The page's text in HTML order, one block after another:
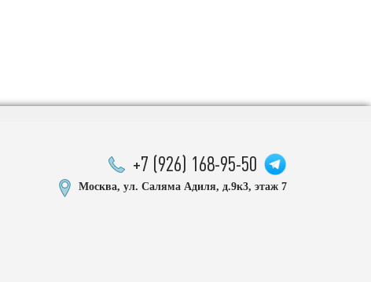
+7 (926) 168-95-50
Москва, ул. Саляма Адиля, д.9к3, этаж 7